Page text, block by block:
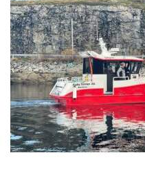
Nyheter
Kontakt